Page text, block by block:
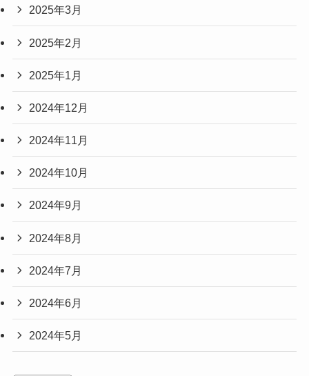
2025年3月
2025年2月
2025年1月
2024年12月
2024年11月
2024年10月
2024年9月
2024年8月
2024年7月
2024年6月
2024年5月